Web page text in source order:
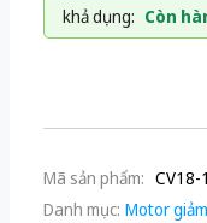
khả dụng: Còn
Mã sản phẩm: CV18-
Danh mục: Motor